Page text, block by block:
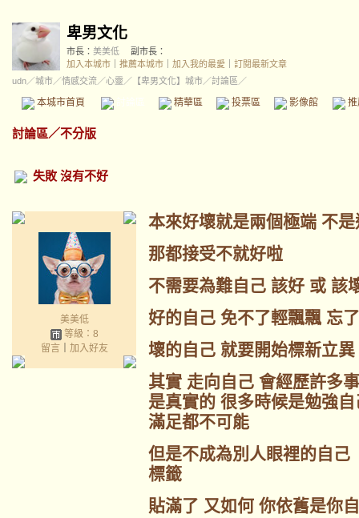
卑男文化
市長： 美美低
副市長：
加入本城市
推薦本城市 加入我的最愛
訂閱最新文章
udn／城市／情感交流／心靈 ／ 【卑男文化】城市／討論區／
本城市首頁 精華區 投票區 影像館
討論區／不分版
失敗 沒有不好
美美低
等級：8
留言｜ 加入好友
本來好壞就是兩個極端 不
那都接受不就好啦
不需要為難自己 該好 或 該
好的自己 免不了輕飄飄 忘
壞的自己 就要開始標新立
其實 走向自己 會經歷許多
是真實的 很多時候是勉強
滿足都不可能
但是不成為別人眼裡的自
標籤
貼滿了 又如何 你依舊是你